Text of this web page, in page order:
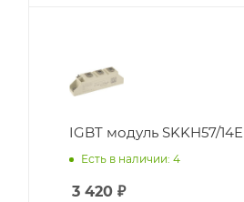
IGBT модуль SKKH57/14E
Есть в наличии: 4
3 420 ₽